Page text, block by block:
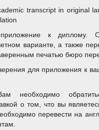
transcript in original
к диплому.
варианте, а также
печатью бюро
для приложения к
необходимо
о том, что вы
перевести на